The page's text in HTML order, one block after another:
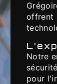
offrent
Notre
pour